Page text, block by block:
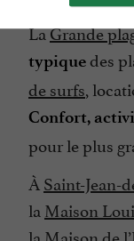
LaGrande
typiquedes
de surfs,
Confort,
pour le plus
À Saint-Jean-
la Maison
la Maison de